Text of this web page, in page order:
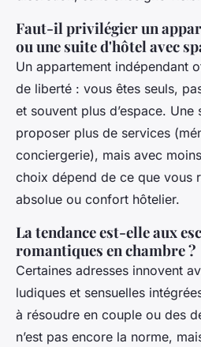
Faut-il privilégier un
ou une suite d'hôtel avec
Un appartement indépendant
de liberté : vous êtes seuls,
et souvent plus d’espace. Une
proposer plus de services
conciergerie), mais avec
choix dépend de ce que vous
absolue ou confort hôtelier.
La tendance est-elle aux
romantiques en chambre ?
Certaines adresses innovent
ludiques et sensuelles
à résoudre en couple ou des
n’est pas encore la norme,